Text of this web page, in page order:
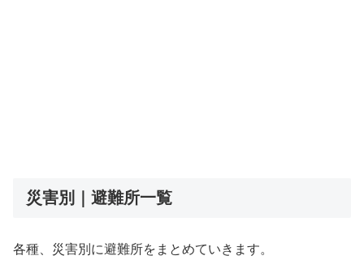
災害別｜避難所一覧
各種、災害別に避難所をまとめていきます。